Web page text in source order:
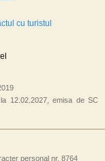
cu turistul
12.02.2027, emisa de SC
personal nr. 8764